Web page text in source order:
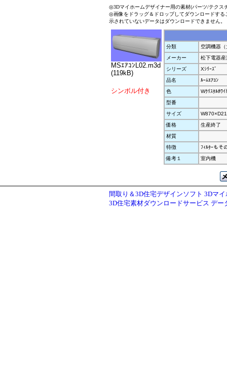
◎3Dマイホームデザイナー用の素材(パーツ/テクス
◎画像をドラッグ＆ドロップしてダウンロードす
示されていないデータはダウンロードできません。
MSｴｱｺﾝL02.m3d
(119kB)
シンボル付き
分類
空調機器
メーカー
松下電器産
シリーズ
Xｼﾘｰｽﾞ
品名
ﾙｰﾑｴｱｺﾝ
色
Wｸﾘｽﾀﾙﾎﾜｲ
型番
サイズ
価格
生産終了
材質
特徴
ﾌｨﾙﾀｰもそ
備考１
室内機
間取り＆3D住宅デザインソフト 3Dマ
3D住宅素材ダウンロードサービス デー